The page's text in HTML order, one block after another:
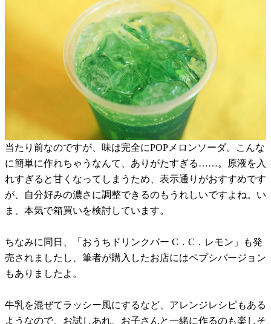
当たり前なのですが、味は完全にPOPメロンソーダ。こんな
に簡単に作れちゃうなんて、ありがたすぎる……。原液を入
れすぎると甘くなってしまうため、表示通りがおすすめです
が、自分好みの濃さに調整できるのもうれしいですよね。い
ま、本気で箱買いを検討しています。
ちなみに同日、「おうちドリンクバー C．C．レモン」も発
売されましたし、筆者が購入したお店にはペプシバージョン
もありましたよ。
牛乳を混ぜてラッシー風にするなど、アレンジレシピもある
ようなので、お試しあれ。お子さんと一緒に作るのも楽しそ